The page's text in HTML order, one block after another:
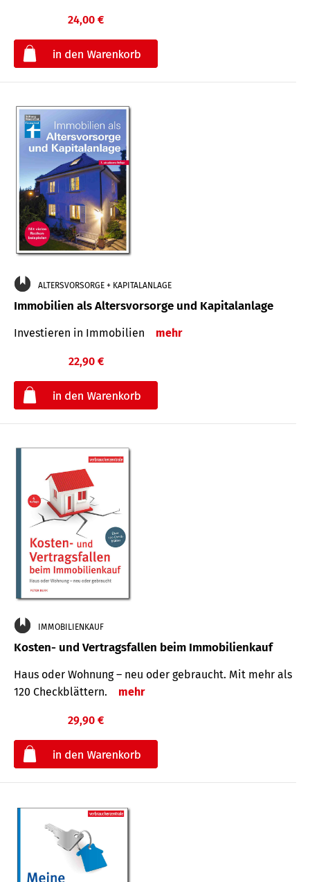
24,00 €
ALTERSVORSORGE + KAPITALANLAGE
Immobilien als Altersvorsorge und Kapitalanlage
Investieren in Immobilien mehr
22,90 €
IMMOBILIENKAUF
Kosten- und Vertragsfallen beim Immobilienkauf
Haus oder Wohnung – neu oder gebraucht. Mit mehr als
120 Check­blättern.
mehr
29,90 €